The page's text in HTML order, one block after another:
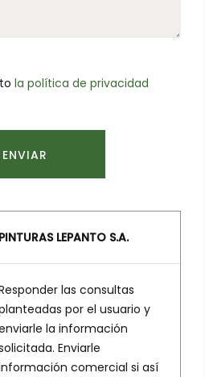
la política de privacidad
ENVIAR
PINTURAS LEPANTO S.A.
las consultas
por el usuario y
la información
Enviarle
comercial si así